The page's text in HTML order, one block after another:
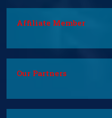
Affiliate Member
Our Partners